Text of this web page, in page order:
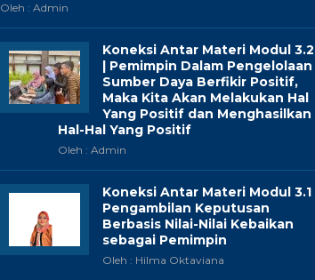
Oleh : Admin
Koneksi Antar Materi Modul 3.2
| Pemimpin Dalam Pengelolaan
Sumber Daya Berfikir Positif,
Maka Kita Akan Melakukan Hal
Yang Positif dan Menghasilkan
Hal-Hal Yang Positif
Oleh : Admin
Koneksi Antar Materi Modul 3.1
Pengambilan Keputusan
Berbasis Nilai-Nilai Kebaikan
sebagai Pemimpin
Oleh : Hilma Oktaviana